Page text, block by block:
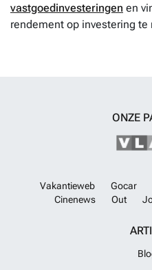
vastgoedinvesteringen en
rendement op investering
ONZE
Vakantieweb Gocar
Cinenews
Out